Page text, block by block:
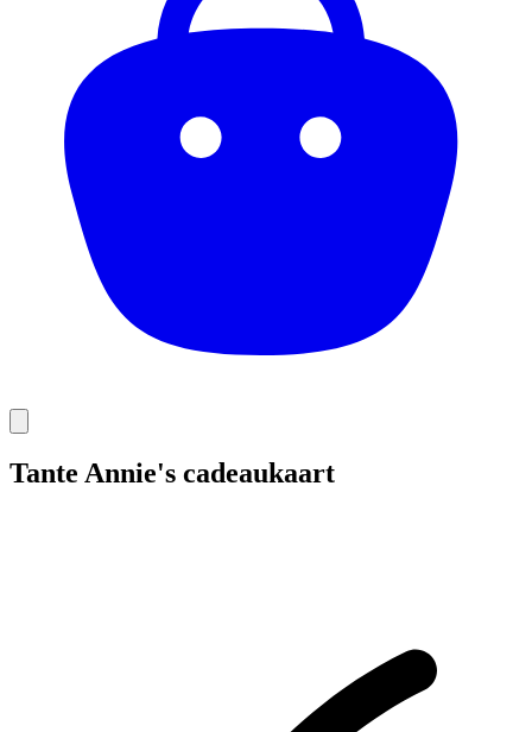
Tante Annie's cadeaukaart